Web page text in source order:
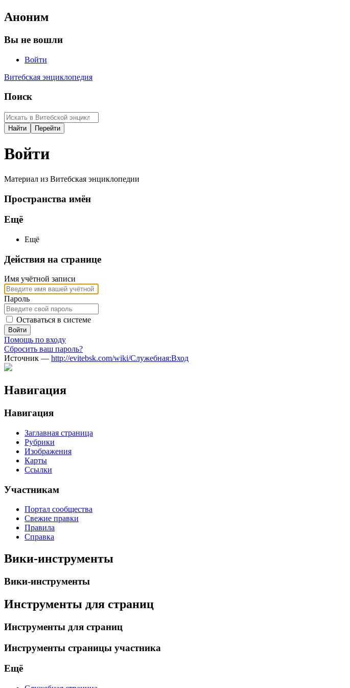
Аноним
Вы не вошли
Войти
Витебская энциклопедия
Поиск
Войти
Материал из Витебская энциклопедии
Пространства имён
Ещё
Ещё
Действия на странице
Имя учётной записи
Пароль
Оставаться в системе
Войти
Помощь по входу
Сбросить ваш пароль?
Источник — http://evitebsk.com/wiki/Служебная:Вход
Навигация
Навигация
Заглавная страница
Рубрики
Изображения
Карты
Ссылки
Участникам
Портал сообщества
Свежие правки
Правила
Справка
Вики-инструменты
Вики-инструменты
Инструменты для страниц
Инструменты для страниц
Инструменты страницы участника
Ещё